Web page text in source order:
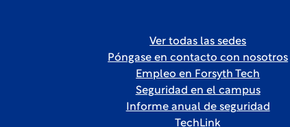
Ver todas las sedes
Póngase en contacto con nosotros
Empleo en Forsyth Tech
Seguridad en el campus
Informe anual de seguridad
TechLink